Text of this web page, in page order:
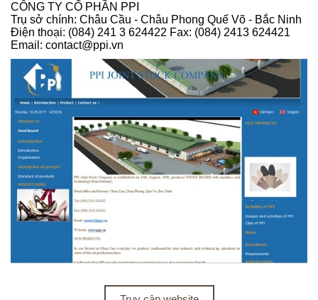
CÔNG TY CỔ PHẦN PPI
Trụ sở chính: Châu Cầu - Châu Phong Quế Võ - Bắc Ninh
Điện thoại: (084) 241 3 624422 Fax: (084) 2413 624421
Email: contact@ppi.vn